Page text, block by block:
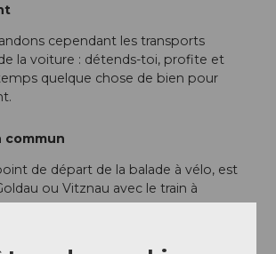
cependant les transports
la voiture : détends-toi, profite et
quelque chose de bien pour
commun
de départ de la balade à vélo, est
ou Vitznau avec le train à